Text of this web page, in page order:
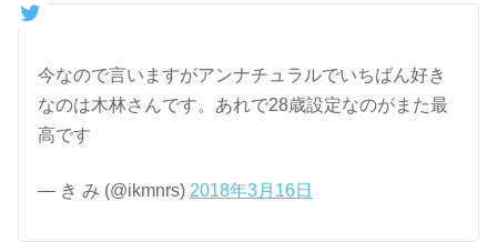
今なので言いますがアンナチュラルでいちばん好き
なのは木林さんです。あれで28歳設定なのがまた最
高です
— き み (@ikmnrs) 2018年3月16日